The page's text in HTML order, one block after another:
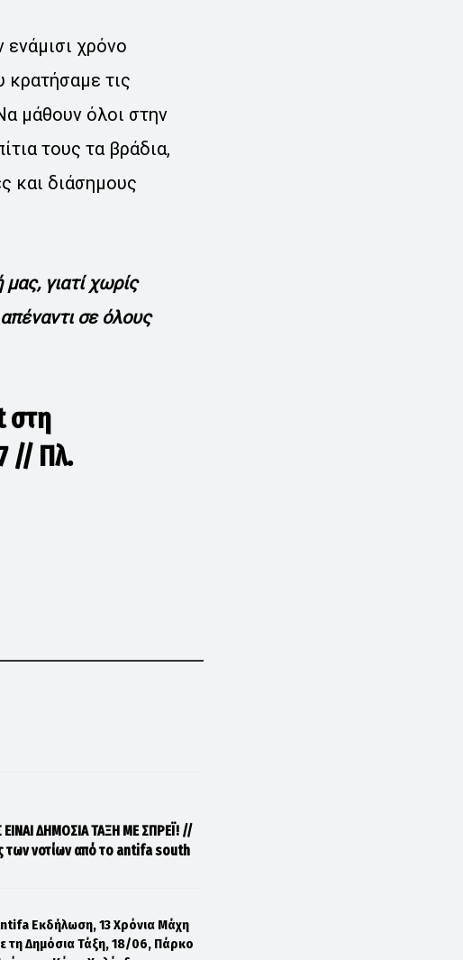
χρόνο
τις
μάθουν όλοι στην
τους τα βράδια,
και διάσημους
γιατί χωρίς
σε όλους
στη
// Πλ.
ΕΙΝΑΙ ΔΗΜΟΣΙΑ ΤΑΞΗ ΜΕ ΣΠΡΕΪ! //
των νοτίων από το antifa south
Εκδήλωση, 13 Χρόνια Μάχη
τη Δημόσια Τάξη, 18/06, Πάρκο